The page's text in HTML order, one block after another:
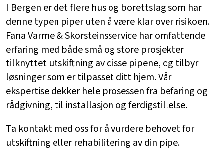
I Bergen er det flere hus og borettslag som har
denne typen piper uten å være klar over risikoen.
Fana Varme & Skorsteinsservice har omfattende
erfaring med både små og store prosjekter
tilknyttet utskiftning av disse pipene, og tilbyr
løsninger som er tilpasset ditt hjem. Vår
ekspertise dekker hele prosessen fra befaring og
rådgivning, til installasjon og ferdigstillelse.
Ta kontakt med oss for å vurdere behovet for
utskiftning eller rehabilitering av din pipe.